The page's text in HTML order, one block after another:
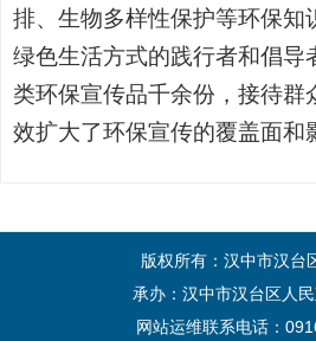
排、生物多样性保护等环保知
绿色生活方式的践行者和倡导
类环保宣传品千余份，接待群
效扩大了环保宣传的覆盖面和
版权所有：汉中市汉台
承办：汉中市汉台区人
网站运维联系电话：